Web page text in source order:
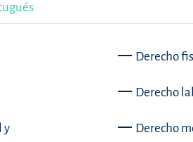
y
Derecho
Derecho
Derecho